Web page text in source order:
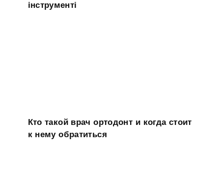
інструменті
Кто такой врач ортодонт и когда стоит
к нему обратиться